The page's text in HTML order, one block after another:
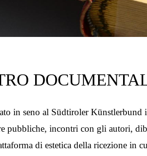
in seno al Südtiroler
pubbliche, incontri con gli autori,
di estetica della ricezione